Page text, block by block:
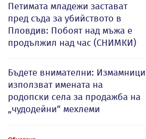
Петимата младежи застават
пред съда за убийството в
Пловдив: Побоят над мъжа е
продължил над час (СНИМКИ)
Бъдете внимателни: Измамници
използват имената на
родопски села за продажба на
„чудодейни“ мехлеми